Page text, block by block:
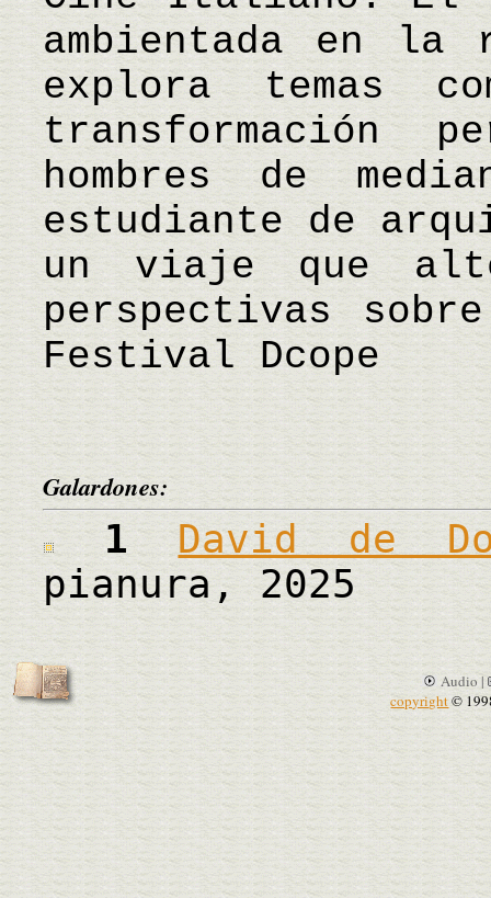
ambientada en la
explora temas
transformación
hombres de
estudiante de
un viaje que
perspectivas
Festival Dcope
Galardones:
1David de
pianura, 2025
Audio |
copyright©